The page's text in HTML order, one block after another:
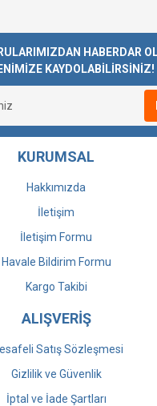
HABERDAR
KAYDOLABİLİRSİNİZ!
KURUMSAL
Hakkımızda
İletişim
İletişim Formu
Havale Bildirim Formu
Kargo Takibi
ALIŞVERİŞ
Satış Sözleşmesi
Gizlilik ve Güvenlik
İptal ve İade Şartları